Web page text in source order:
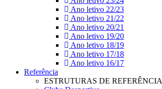
Ano letivo 22/23
Ano letivo 21/22
Ano letivo 20/21
Ano letivo 19/20
Ano letivo 18/19
Ano letivo 17/18
Ano letivo 16/17
Referência
ESTRUTURAS DE REFERÊNCIA